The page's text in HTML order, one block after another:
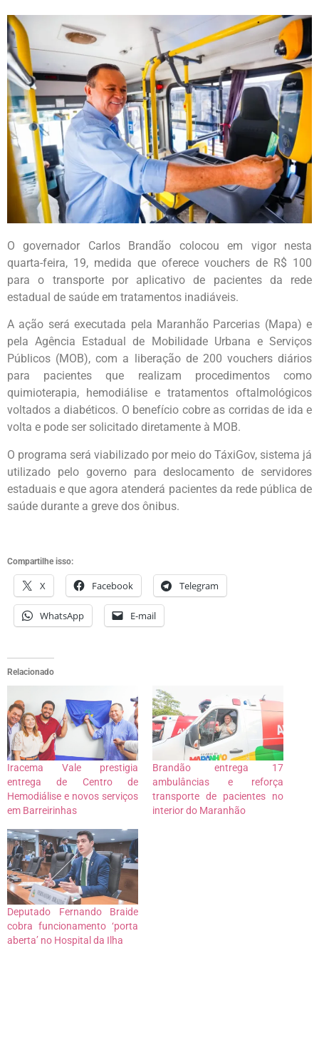
O governador Carlos Brandão colocou em vigor nesta
quarta-feira, 19, medida que oferece vouchers de R$ 100
para o transporte por aplicativo de pacientes da rede
estadual de saúde em tratamentos inadiáveis.
A ação será executada pela Maranhão Parcerias (Mapa) e
pela Agência Estadual de Mobilidade Urbana e Serviços
Públicos (MOB), com a liberação de 200 vouchers diários
para pacientes que realizam procedimentos como
quimioterapia, hemodiálise e tratamentos oftalmológicos
voltados a diabéticos. O benefício cobre as corridas de ida e
volta e pode ser solicitado diretamente à MOB.
O programa será viabilizado por meio do TáxiGov, sistema já
utilizado pelo governo para deslocamento de servidores
estaduais e que agora atenderá pacientes da rede pública de
saúde durante a greve dos ônibus.
Compartilhe isso:
X Facebook Telegram
WhatsApp E-mail
Relacionado
Iracema Vale prestigia
entrega de Centro de
Hemodiálise e novos serviços
em Barreirinhas
Brandão entrega 17
ambulâncias e reforça
transporte de pacientes no
interior do Maranhão
Deputado Fernando Braide
cobra funcionamento ‘porta
aberta’ no Hospital da Ilha